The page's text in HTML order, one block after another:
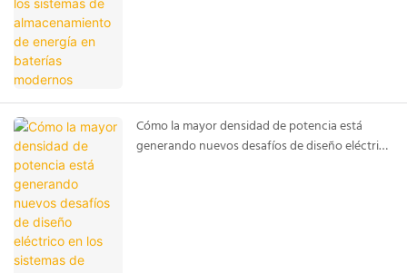
Cómo la mayor densidad de potencia está
generando nuevos desafíos de diseño eléctrico